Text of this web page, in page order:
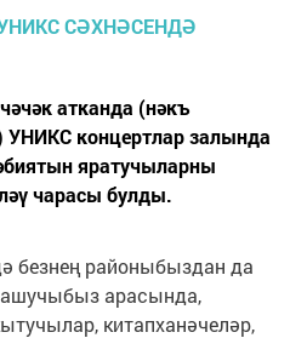
атканда (нәкъ
концертлар залында
яратучыларны
чарасы булды.
безнең районыбыздан да
арасында,
китапханәчеләр,